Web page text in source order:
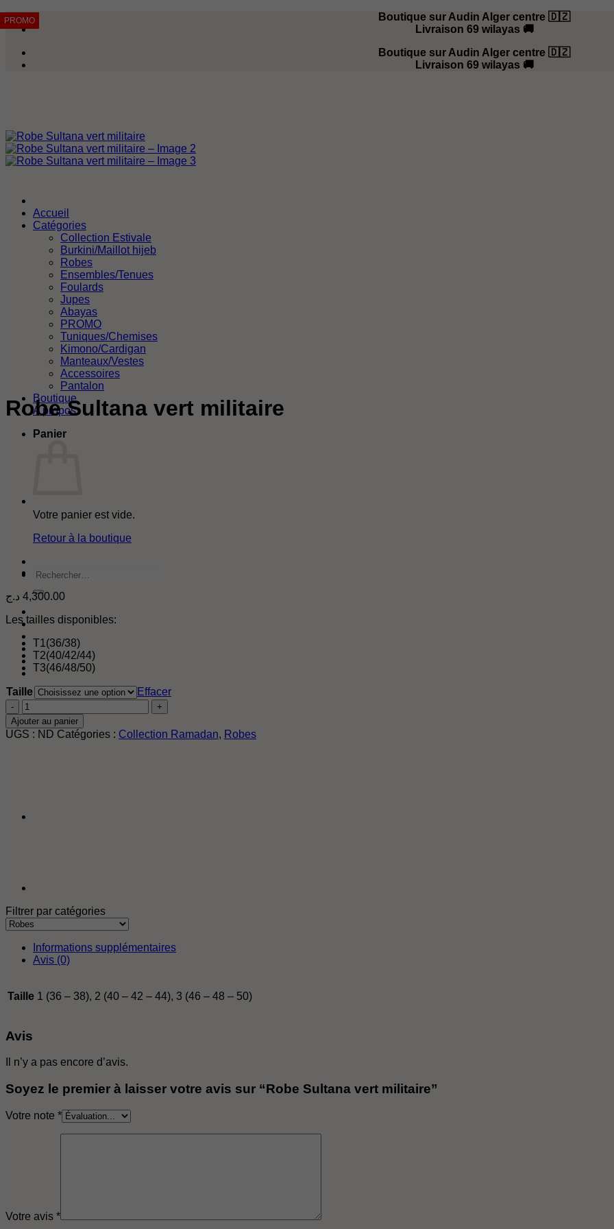
Passer
au
Boutique sur Audin Alger centre 🇩🇿
Livraison 69 wilayas 🚚
Boutique sur Audin Alger centre 🇩🇿
Livraison 69 wilayas 🚚
Accueil
Catégories
Collection Estivale
Burkini/Maillot hijeb
Robes
Ensembles/Tenues
Foulards
Jupes
Abayas
PROMO
Tuniques/Chemises
Kimono/Cardigan
Manteaux/Vestes
Accessoires
Pantalon
Boutique
A propos
Panier
Votre panier est vide.
Retour à la boutique
Rechercher
Robe Sultana vert militaire
4,300.00 د.ج
Les tailles disponibles:
T1(36/38)
T2(40/42/44)
T3(46/48/50)
Taille
Effacer
quantité
de
Robe
Sultana
Ajouter au panier
UGS : ND Catégories : Collection Ramadan, Robes
Filtrer par catégories
Informations supplémentaires
Avis (0)
Taille 1 (36 – 38), 2 (40 – 42 – 44), 3 (46 – 48 – 50)
Avis
Il n’y a pas encore d’avis.
Soyez le premier à laisser votre avis sur “Robe Sultana vert militaire”
Votre note *
Votre avis *
PROMO
PROMO
PROMO
PROMO
PROMO
PROMO
PROMO
PROMO